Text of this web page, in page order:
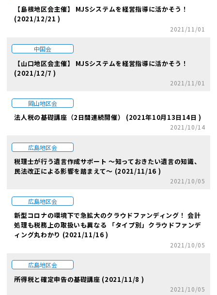
【島根地区会主催】 MJSシステムを経営指導に活かそう！
(2021/12/21 )
2021/11/01
中国会
【山口地区会主催】 MJSシステムを経営指導に活かそう！
(2021/12/7 )
2021/11/01
岡山地区会
法人税の基礎講座（2日間連続開催） (2021年10月13日14日 )
2021/10/14
広島地区会
税理士が行う遺言作成サポート ～知っておきたい遺言の知識、
民法改正による影響を踏まえて～ (2021/11/16 )
2021/10/05
広島地区会
新型コロナの環境下で急拡大のクラウドファンディング！ 会計
処理も税務上の取扱いも異なる 「タイプ別」クラウドファンデ
ィング丸わかり (2021/11/16 )
2021/10/05
広島地区会
所得税と確定申告の基礎講座 (2021/11/8 )
2021/10/05